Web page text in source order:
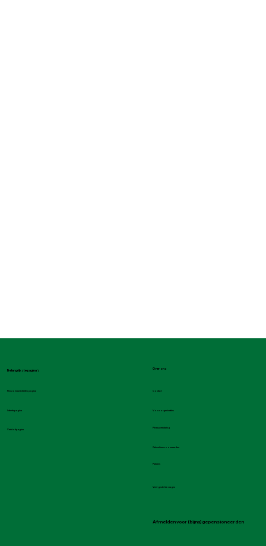
Over ons
Pensioenactiviteiten pagina
Ideeënpagina
Verbindpagina
Contact
Voor organisaties
Partners
Veel gestelde vragen
Afmelden voor (bijna) gepensioneerden
Gebruikersvoorwaarden
Privacyverklaring
Belangrijkste pagina's